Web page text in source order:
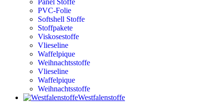
Panel Stoffe
PVC-Folie
Softshell Stoffe
Stoffpakete
Viskosestoffe
Vlieseline
Waffelpique
Weihnachtsstoffe
Vlieseline
Waffelpique
Weihnachtsstoffe
Westfalenstoffe